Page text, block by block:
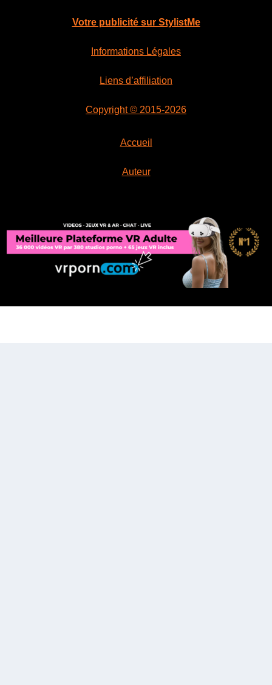
Votre publicité sur StylistMe
Informations Légales
Liens d’affiliation
Copyright © 2015-2026
Accueil
Auteur